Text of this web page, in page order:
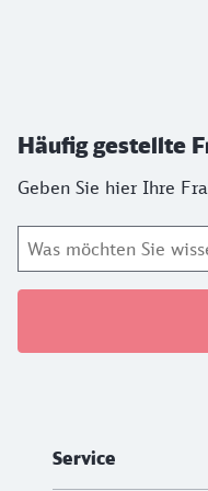
Häufig gestellte
Geben Sie hier Ihre
Service